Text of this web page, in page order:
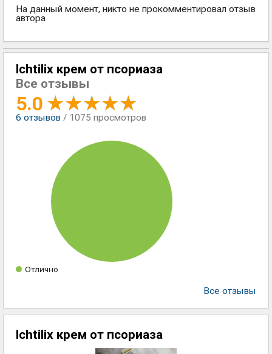
На данный момент, никто не прокомментировал отзыв
автора
lchtilix крем от псориаза
Все отзывы
5.0
6 отзывов / 1075 просмотров
Отлично
Все отзывы
lchtilix крем от псориаза